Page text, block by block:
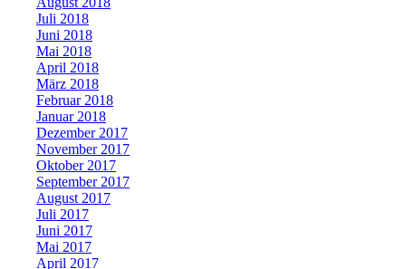
Juli 2018
Juni 2018
Mai 2018
April 2018
März 2018
Februar 2018
Januar 2018
Dezember 2017
November 2017
Oktober 2017
September 2017
August 2017
Juli 2017
Juni 2017
Mai 2017
April 2017